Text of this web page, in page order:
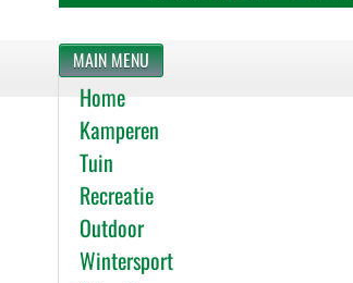
MAIN MENU
Home
Kamperen
Tuin
Recreatie
Outdoor
Wintersport